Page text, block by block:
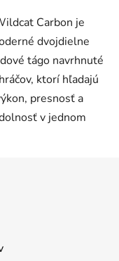
Carbon je
dvojdielne
tágo navrhnuté
ktorí hľadajú
presnosť a
v jednom